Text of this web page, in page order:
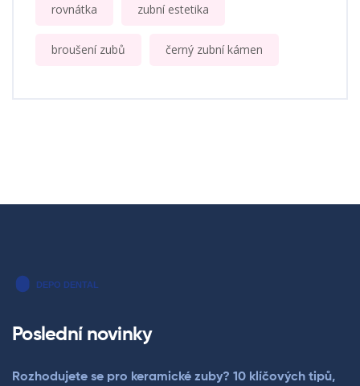
rovnátka zubní estetika
broušení zubů černý zubní kámen
Poslední novinky
Rozhodujete se pro keramické zuby? 10 klíčových tipů,